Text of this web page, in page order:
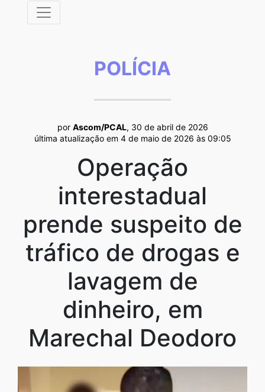
POLÍCIA
por Ascom/PCAL, 30 de abril de 2026
última atualização em 4 de maio de 2026 às 09:05
Operação
interestadual
prende suspeito de
tráfico de drogas e
lavagem de
dinheiro, em
Marechal Deodoro